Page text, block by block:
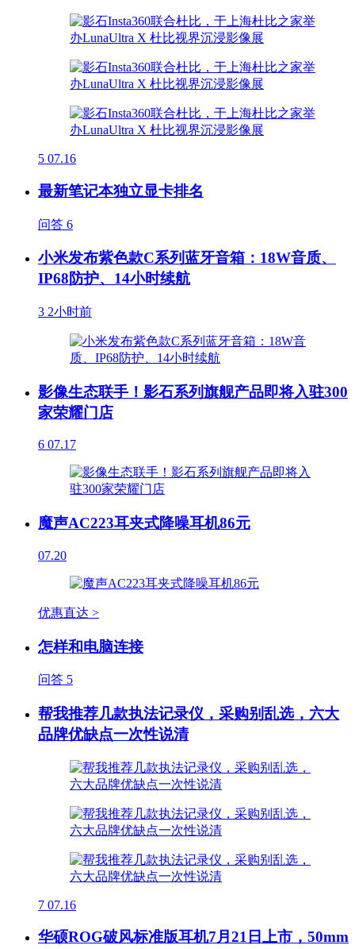
5 07.16
最新笔记本独立显卡排名
问答 6
小米发布紫色款C系列蓝牙音箱：18W音质、
IP68防护、14小时续航
3 2小时前
影像生态联手！影石系列旗舰产品即将入驻300
家荣耀门店
6 07.17
魔声AC223耳夹式降噪耳机86元
07.20
优惠直达 >
怎样和电脑连接
问答 5
帮我推荐几款执法记录仪，采购别乱选，六大
品牌优缺点一次性说清
7 07.16
华硕ROG破风标准版耳机7月21日上市，50mm